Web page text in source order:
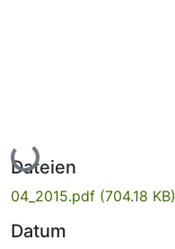
Lade...
Dateien
04_2015.pdf (704.18 KB)
Datum